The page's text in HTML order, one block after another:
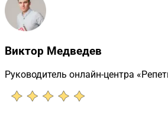
Виктор Медведев
Руководитель онлайн-центра